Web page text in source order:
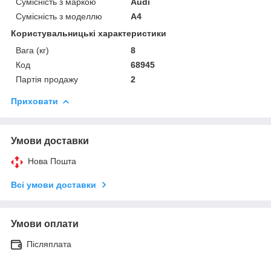
Сумісність з моделлю
A4
Користувальницькі характеристики
Вага (кг)
8
Код
68945
Партія продажу
2
Приховати
Умови доставки
Нова Пошта
Всі умови доставки
Умови оплати
Післяплата